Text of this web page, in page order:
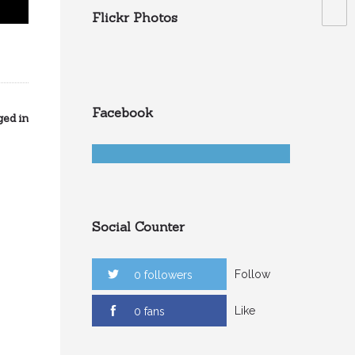
in
Flickr Photos
Facebook
Social Counter
0 followers Follow
0 fans Like